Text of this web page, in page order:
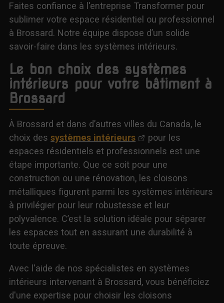
Faites confiance à l'entreprise Transformer pour
sublimer votre espace résidentiel ou professionnel
à Brossard. Notre équipe dispose d’un solide
savoir-faire dans les systèmes intérieurs.
Le bon choix des systèmes
intérieurs pour votre bâtiment à
Brossard
À Brossard et dans d’autres villes du Canada, le
choix dessystèmes intérieurs
pour les
espaces résidentiels et professionnels est une
étape importante. Que ce soit pour une
construction ou une rénovation, les cloisons
métalliques figurent parmi les systèmes intérieurs
à privilégier pour leur robustesse et leur
polyvalence. C’est la solution idéale pour séparer
les espaces tout en assurant une durabilité à
toute épreuve.
Avec l'aide de nos spécialistes en systèmes
intérieurs intervenant à Brossard, vous bénéficiez
d'une expertise pour choisir les cloisons